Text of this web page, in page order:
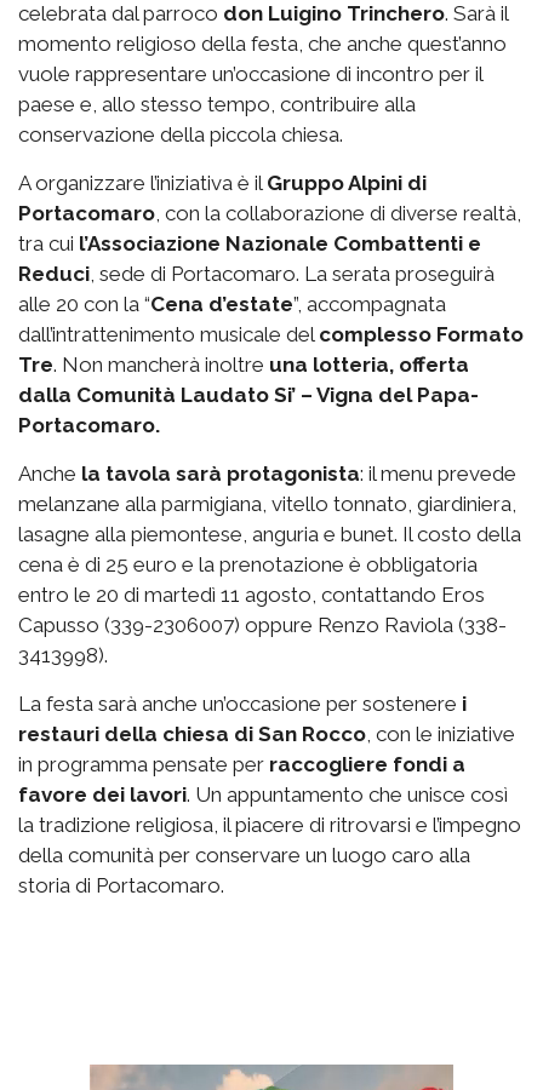
celebrata dal parroco don Luigino Trinchero. Sarà il
momento religioso della festa, che anche quest’anno
vuole rappresentare un’occasione di incontro per il
paese e, allo stesso tempo, contribuire alla
conservazione della piccola chiesa.
A organizzare l’iniziativa è il Gruppo Alpini di
Portacomaro, con la collaborazione di diverse realtà,
tra cui l’Associazione Nazionale Combattenti e
Reduci, sede di Portacomaro. La serata proseguirà
alle 20 con la “Cena d’estate”, accompagnata
dall’intrattenimento musicale del complesso Formato
Tre. Non mancherà inoltre una lotteria, offerta
dalla Comunità Laudato Si’ – Vigna del Papa-
Portacomaro.
Anche la tavola sarà protagonista: il menu prevede
melanzane alla parmigiana, vitello tonnato, giardiniera,
lasagne alla piemontese, anguria e bunet. Il costo della
cena è di 25 euro e la prenotazione è obbligatoria
entro le 20 di martedì 11 agosto, contattando Eros
Capusso (339-2306007) oppure Renzo Raviola (338-
3413998).
La festa sarà anche un’occasione per sostenere i
restauri della chiesa di San Rocco, con le iniziative
in programma pensate per raccogliere fondi a
favore dei lavori. Un appuntamento che unisce così
la tradizione religiosa, il piacere di ritrovarsi e l’impegno
della comunità per conservare un luogo caro alla
storia di Portacomaro.